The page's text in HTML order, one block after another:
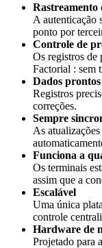
Rastreamento
A autenticação
ponto por
Controle de
Os registros de
Factorial : sem
Dados prontos
Registros
correções.
Sempre
As atualizações
Funciona a
Os terminais est
assim que a
Escalável
Uma única
controle
Hardware de n
Projetado para